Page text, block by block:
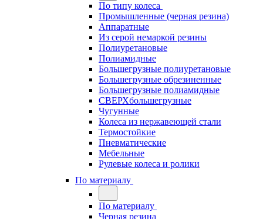
По типу колеса
Промышленные (черная резина)
Аппаратные
Из серой немаркой резины
Полиуретановые
Полиамидные
Большегрузные полиуретановые
Большегрузные обрезиненные
Большегрузные полиамидные
СВЕРХбольшегрузные
Чугунные
Колеса из нержавеющей стали
Термостойкие
Пневматические
Мебельные
Рулевые колеса и ролики
По материалу
По материалу
Черная резина